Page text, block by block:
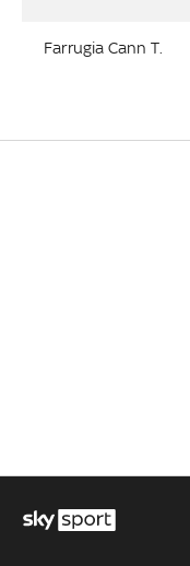
Farrugia Cann T.